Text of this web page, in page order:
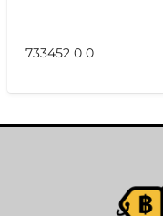
733452 0 0